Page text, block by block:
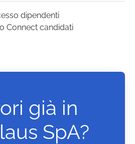
dipendenti
Connect candidati
già in
SpA?